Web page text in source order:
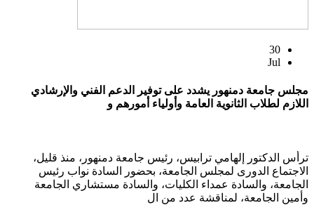
30
Jul
مجلس جامعة دمنهور يشدد على توفير الدعم الفني والإرشادي
اللازم لطلاب الثانوية العامة وأولياء أمورهم و
ترأس الدكتور إلهامي ترابيس، رئيس جامعة دمنهور، منذ قليل،
الاجتماع الدورى لمجلس الجامعة، بحضور السادة نواب رئيس
الجامعة، والسادة عمداء الكليات، والسادة مستشاري الجامعة
وأمين الجامعة، لمناقشة عدد من ال